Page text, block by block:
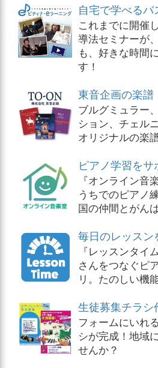
自宅で学べる
これまでに開催
導法セミナーが
も、好きな時間
す！
東音企画の楽譜
ブルグミュラー
ション、チェル
オリジナルの楽
ピアノ学習をサ
『オンライン音
うちでのピアノ
国の仲間とがん
毎日のレッスン
『レッスンタイ
さんをつなぐピ
リ。たのしい機
生徒募集チラシ
フォームにいれ
シが完成！地域
せんか？